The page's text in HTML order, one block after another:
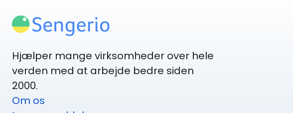
Hjælper mange virksomheder over hele
verden med at arbejde bedre siden
2000.
Om os